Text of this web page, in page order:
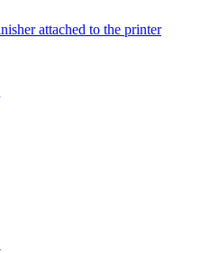
attached to the printer